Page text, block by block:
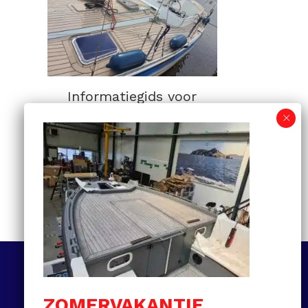
Informatiegids voor
van selectie tot
onderhoud en prijzen
MEER LEZEN
Volg ons